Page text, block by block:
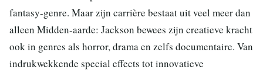
fantasy-genre. Maar zijn carrière bestaat uit veel meer dan
alleen Midden-aarde: Jackson bewees zijn creatieve kracht
ook in genres als horror, drama en zelfs documentaire. Van
indrukwekkende special effects tot innovatieve